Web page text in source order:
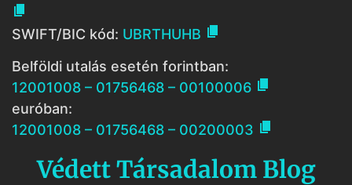

SWIFT/BIC kód: UBRTHUHB 
Belföldi utalás esetén forintban:
12001008 – 01756468 – 00100006 
euróban:
12001008 – 01756468 – 00200003 
Védett Társadalom Blog